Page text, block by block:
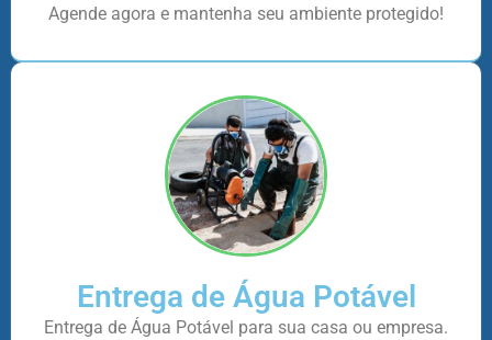
Agende agora e mantenha seu ambiente protegido!
Entrega de Água Potável
Entrega de Água Potável para sua casa ou empresa.